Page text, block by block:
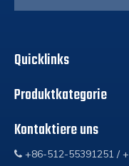
Quicklinks
Produktkategorie
Kontaktiere uns
 +86-512-55391251 /